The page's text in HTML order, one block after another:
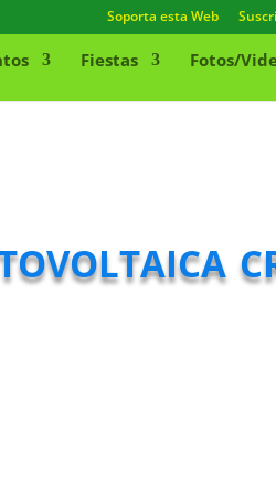
Soporta esta Web
Fiestas Fotos/